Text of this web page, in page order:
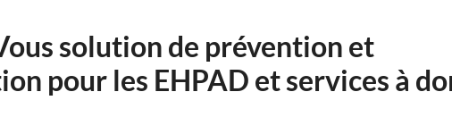
solution de prévention et
pour les EHPAD et services à